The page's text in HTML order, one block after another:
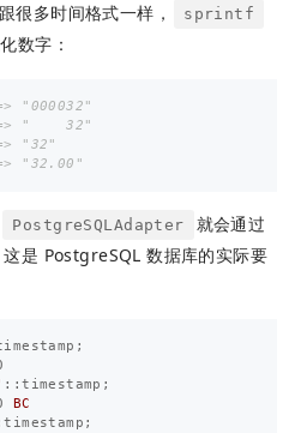
很多时间格式一样， sprintf
数字：
"000032"
"    32"
"32"
"32.00"
PostgreSQLAdapter
就会通过
是 PostgreSQL 数据库的实际要
;
::timestamp ;
BC
timestamp ;